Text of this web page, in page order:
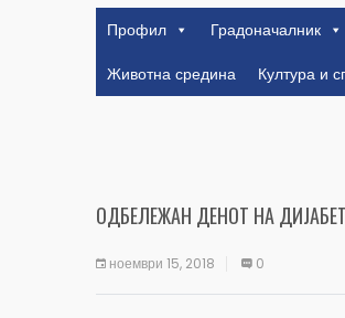
Профил Градоначалник
Животна средина
Култура и
ОДБЕЛЕЖАН ДЕНОТ НА
ноември 15, 2018 0